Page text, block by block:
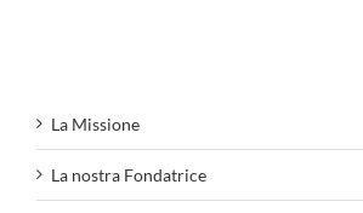
La Missione
La nostra Fondatrice